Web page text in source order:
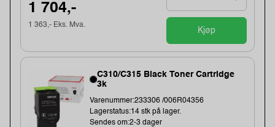
1 704,-
1 363,- Eks. Mva.
Kjøp
C310/C315 Black Toner Cartridge
3k
Varenummer:233306 /006R04356
Lagerstatus:14 stk på lager.
Sendes om:2-3 dager